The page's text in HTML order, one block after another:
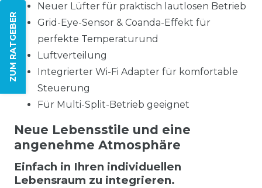
ZUM RATGEBER
Neuer Lüfter für praktisch lautlosen Betrieb
Grid-Eye-Sensor & Coanda-Effekt für
perfekte Temperaturund
Luftverteilung
Integrierter Wi-Fi Adapter für komfortable
Steuerung
Für Multi-Split-Betrieb geeignet
Neue Lebensstile und eine
angenehme Atmosphäre
Einfach in Ihren individuellen
Lebensraum zu integrieren.